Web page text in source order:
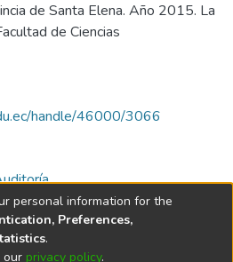
de Santa Elena. Año 2015. La
de Ciencias
handle/46000/3066
personal information for the
Preferences,
.
our privacy policy.